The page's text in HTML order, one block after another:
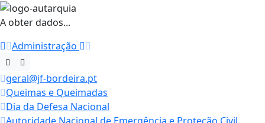
A obter dados...
Administração
geral@jf-bordeira.pt
Queimas e Queimadas
Dia da Defesa Nacional